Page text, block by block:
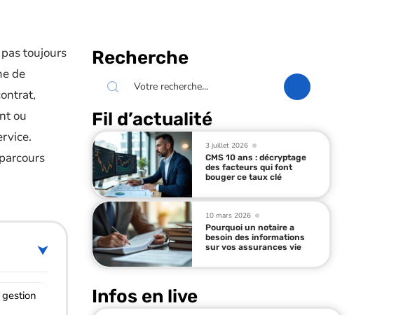
toujours
de
ou
Recherche
Fil d’actualité
3 juillet 2026
CMS 10 ans : décryptage
des facteurs qui font
bouger ce taux clé
10 mars 2026
Pourquoi un notaire a
besoin des informations
sur vos assurances vie
Infos en live